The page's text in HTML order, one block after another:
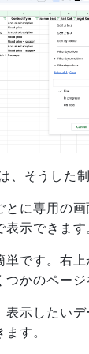
そうした制
とに専用の
示できます
単です。右
つかのページ
表示したい
す。